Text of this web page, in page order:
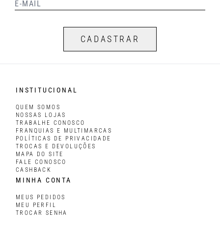
CADASTRAR
INSTITUCIONAL
QUEM SOMOS
NOSSAS LOJAS
TRABALHE CONOSCO
FRANQUIAS E MULTIMARCAS
POLÍTICAS DE PRIVACIDADE
TROCAS E DEVOLUÇÕES
MAPA DO SITE
FALE CONOSCO
CASHBACK
MINHA CONTA
MEUS PEDIDOS
MEU PERFIL
TROCAR SENHA